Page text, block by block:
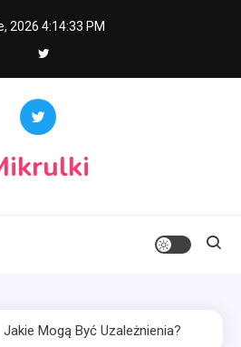
2026 4:14:34 PM
Jakie Mogą Być Uzależnienia?